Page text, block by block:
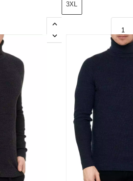
3XL